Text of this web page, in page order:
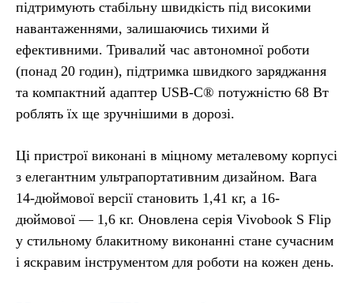
підтримують стабільну швидкість під високими
навантаженнями, залишаючись тихими й
ефективними. Тривалий час автономної роботи
(понад 20 годин), підтримка швидкого заряджання
та компактний адаптер USB-C® потужністю 68 Вт
роблять їх ще зручнішими в дорозі.
Ці пристрої виконані в міцному металевому корпусі
з елегантним ультрапортативним дизайном. Вага
14-дюймової версії становить 1,41 кг, а 16-
дюймової — 1,6 кг. Оновлена серія Vivobook S Flip
у стильному блакитному виконанні стане сучасним
і яскравим інструментом для роботи на кожен день.